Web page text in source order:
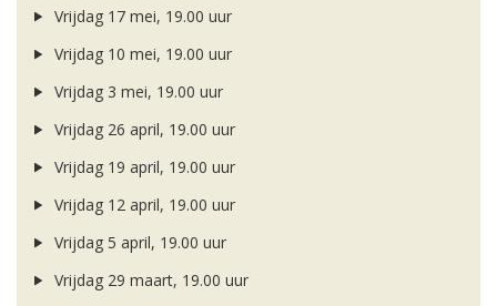
Vrijdag 17 mei, 19.00 uur
Vrijdag 10 mei, 19.00 uur
Vrijdag 3 mei, 19.00 uur
Vrijdag 26 april, 19.00 uur
Vrijdag 19 april, 19.00 uur
Vrijdag 12 april, 19.00 uur
Vrijdag 5 april, 19.00 uur
Vrijdag 29 maart, 19.00 uur